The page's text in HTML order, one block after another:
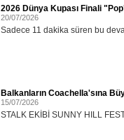
2026 Dünya Kupası Finali
20/07/2026
Sadece 11 dakika süren bu
Balkanların Coachella'sına
15/07/2026
STALK EKİBİ SUNNY HILL